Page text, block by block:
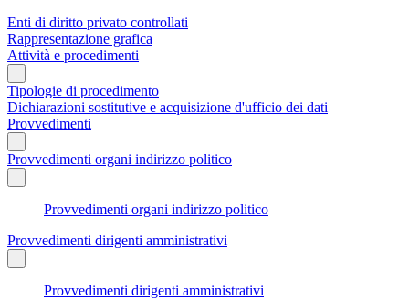
Enti di diritto privato controllati
Rappresentazione grafica
Attività e procedimenti
Tipologie di procedimento
Dichiarazioni sostitutive e acquisizione d'ufficio dei dati
Provvedimenti
Provvedimenti organi indirizzo politico
Provvedimenti organi indirizzo politico
Provvedimenti dirigenti amministrativi
Provvedimenti dirigenti amministrativi